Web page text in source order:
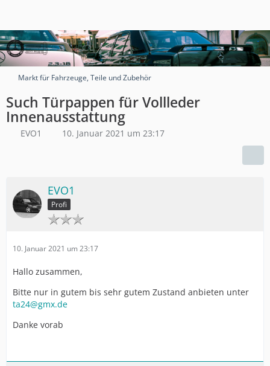
Markt für Fahrzeuge, Teile und Zubehör
Such Türpappen für Vollleder
Innenausstattung
EVO1 10. Januar 2021 um 23:17
EVO1
Profi
10. Januar 2021 um 23:17
Hallo zusammen,
Bitte nur in gutem bis sehr gutem Zustand anbieten unter
ta24@gmx.de
Danke vorab